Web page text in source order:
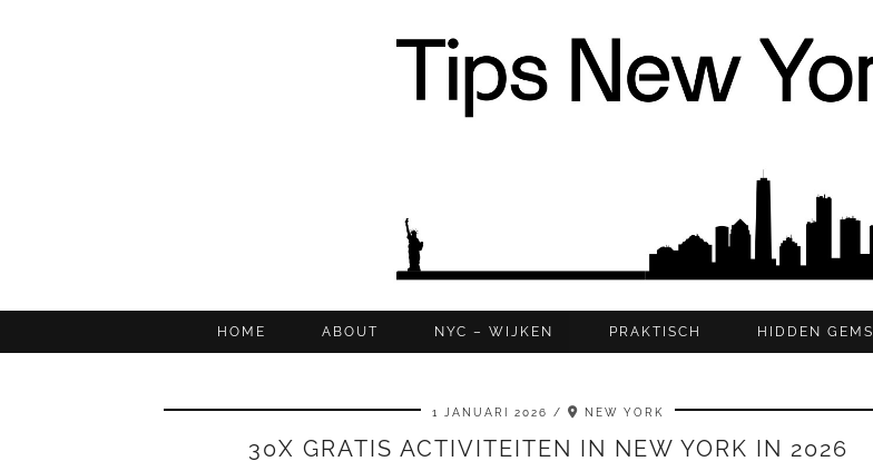
HOME ABOUT NYC – WIJKEN PRAKTISCH HIDDEN GEMS
1 JANUARI 2026 NEW YORK
30X GRATIS ACTIVITEITEN IN NEW YORK IN 2026